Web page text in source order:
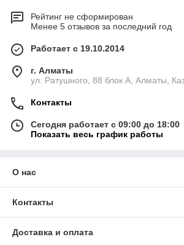
Рейтинг не сформирован
Менее 5 отзывов за последний год
Работает с 19.10.2014
г. Алматы
ул. Ратушного, 88 блок A, Алматы,
Контакты
Сегодня работает с 09:00 до 18:00
Показать весь график работы
О нас
Контакты
Доставка и оплата